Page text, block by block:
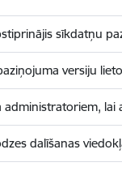
sīkdatņu
versiju
administratoriem, lai
dalīšanas